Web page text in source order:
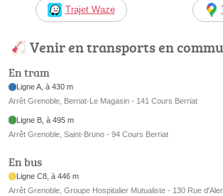
Trajet Waze
Venir en transports en
En tram
Ligne A, à 430 m
Arrêt Grenoble, Berriat-Le Magasin - 141 Cours Berriat
Ligne B, à 495 m
Arrêt Grenoble, Saint-Bruno - 94 Cours Berriat
En bus
Ligne C8, à 446 m
Arrêt Grenoble, Groupe Hospitalier Mutualiste - 130 Rue